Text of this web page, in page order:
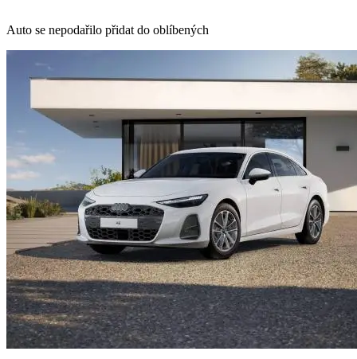
Auto se nepodařilo přidat do oblíbených